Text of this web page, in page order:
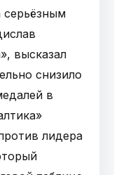
серьёзным
высказал
снизило
в
лидера